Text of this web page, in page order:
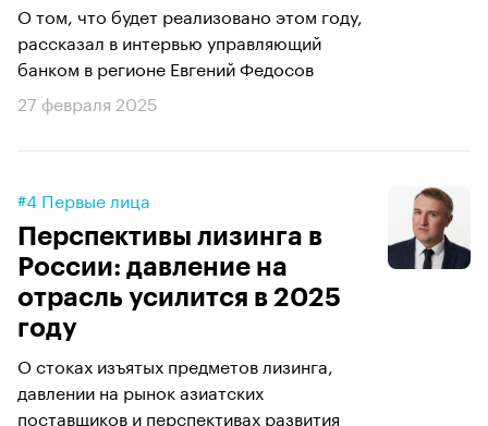
О том, что будет реализовано этом году,
рассказал в интервью управляющий
банком в регионе Евгений Федосов
27 февраля 2025
#4 Первые лица
Перспективы лизинга в
России: давление на
отрасль усилится в 2025
году
О стоках изъятых предметов лизинга,
давлении на рынок азиатских
поставщиков и перспективах развития